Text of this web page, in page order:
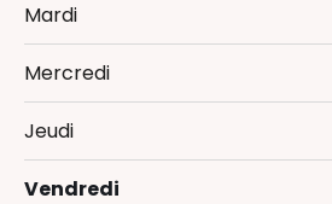
Mardi
Mercredi
Jeudi
Vendredi